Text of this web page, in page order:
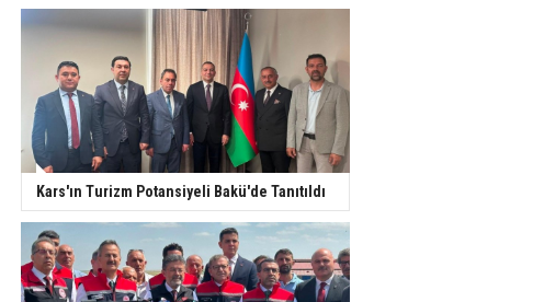
Kars'ın Turizm Potansiyeli Bakü'de Tanıtıldı